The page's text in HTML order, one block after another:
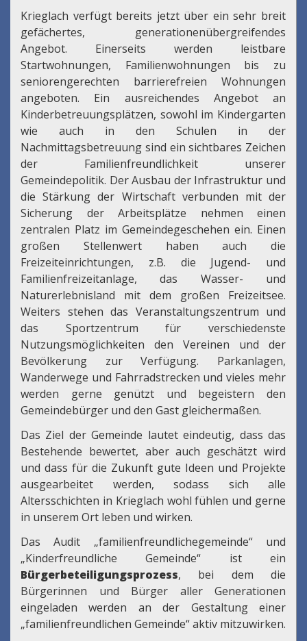
Krieglach verfügt bereits jetzt über ein sehr breit
gefächertes, generationenübergreifendes
Angebot. Einerseits werden leistbare
Startwohnungen, Familienwohnungen bis zu
seniorengerechten barrierefreien Wohnungen
angeboten. Ein ausreichendes Angebot an
Kinderbetreuungsplätzen, sowohl im Kindergarten
wie auch in den Schulen in der
Nachmittagsbetreuung sind ein sichtbares Zeichen
der Familienfreundlichkeit unserer
Gemeindepolitik. Der Ausbau der Infrastruktur und
die Stärkung der Wirtschaft verbunden mit der
Sicherung der Arbeitsplätze nehmen einen
zentralen Platz im Gemeindegeschehen ein. Einen
großen Stellenwert haben auch die
Freizeiteinrichtungen, z.B. die Jugend- und
Familienfreizeitanlage, das Wasser- und
Naturerlebnisland mit dem großen Freizeitsee.
Weiters stehen das Veranstaltungszentrum und
das Sportzentrum für verschiedenste
Nutzungsmöglichkeiten den Vereinen und der
Bevölkerung zur Verfügung. Parkanlagen,
Wanderwege und Fahrradstrecken und vieles mehr
werden gerne genützt und begeistern den
Gemeindebürger und den Gast gleichermaßen.
Das Ziel der Gemeinde lautet eindeutig, dass das
Bestehende bewertet, aber auch geschätzt wird
und dass für die Zukunft gute Ideen und Projekte
ausgearbeitet werden, sodass sich alle
Altersschichten in Krieglach wohl fühlen und gerne
in unserem Ort leben und wirken.
Das Audit „familienfreundlichegemeinde“ und
„Kinderfreundliche Gemeinde“ ist ein
Bürgerbeteiligungsprozess, bei dem die
Bürgerinnen und Bürger aller Generationen
eingeladen werden an der Gestaltung einer
„familienfreundlichen Gemeinde“ aktiv mitzuwirken.